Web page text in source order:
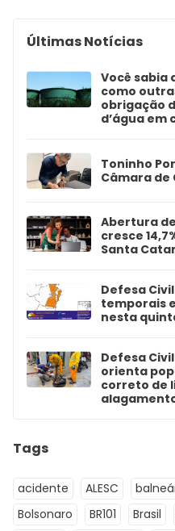
Últimas Notícias
Você sabia
como
obrigação
d’água em
Toninho
Câmara de
Abertura
cresce
Santa
Defesa
temporais
nesta
Defesa
orienta
correto de
Tags
acidente ALESC
Bolsonaro
BR101 Brasil